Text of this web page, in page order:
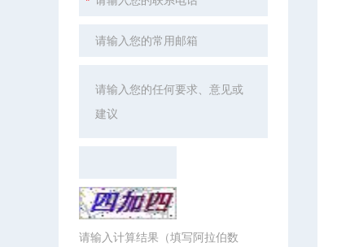
请输入计算结果（填写阿拉伯数